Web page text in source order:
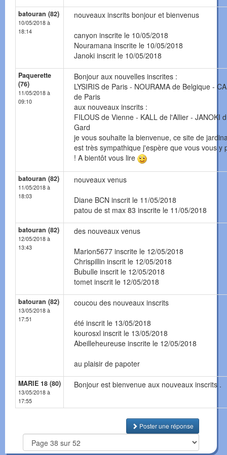
batouran (82)
10/05/2018 à
18:14
nouveaux inscrits bonjour et bienvenus
canyon inscrite le 10/05/2018
Nouramana inscrite le 10/05/2018
Janoki inscrit le 10/05/2018
Paquerette
(76)
11/05/2018 à
09:10
Bonjour aux nouvelles inscrites :
LYSIRIS de Paris - NOURAMA de Belgique -
de Paris
aux nouveaux inscrits :
FILOUS de Vienne - KALL de l'Allier - JANOKI
Gard
je vous souhaite la bienvenue, ce site de
est très sympathique j'espère que vous vous y
! A bientôt vous lire
batouran (82)
11/05/2018 à
18:03
nouveaux venus
Diane BCN inscrit le 11/05/2018
patou de st max 83 inscrite le 11/05/2018
batouran (82)
12/05/2018 à
13:43
des nouveaux venus
Marion5677 inscrite le 12/05/2018
Chrispillin inscrit le 12/05/2018
Bubulle inscrit le 12/05/2018
tomet inscrit le 12/05/2018
batouran (82)
13/05/2018 à
17:51
coucou des nouveaux inscrits
été inscrit le 13/05/2018
kourosxl inscrit le 13/05/2018
Abeilleheureuse inscrite le 12/05/2018
au plaisir de papoter
MARIE 18 (80)
13/05/2018 à
17:55
Bonjour est bienvenue aux nouveaux inscrits .
Poster une réponse